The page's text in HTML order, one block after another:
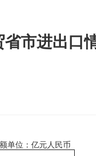
省市进出口
单位：亿元人民币